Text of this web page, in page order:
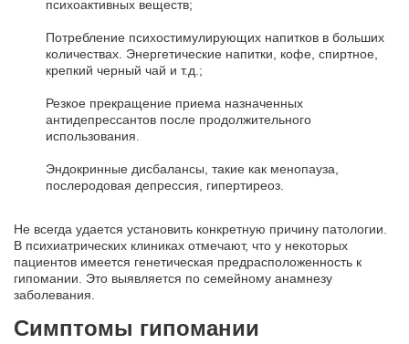
психоактивных веществ;
Потребление психостимулирующих напитков в больших
количествах. Энергетические напитки, кофе, спиртное,
крепкий черный чай и т.д.;
Резкое прекращение приема назначенных
антидепрессантов после продолжительного
использования.
Эндокринные дисбалансы, такие как менопауза,
послеродовая депрессия, гипертиреоз.
Не всегда удается установить конкретную причину патологии.
В психиатрических клиниках отмечают, что у некоторых
пациентов имеется генетическая предрасположенность к
гипомании. Это выявляется по семейному анамнезу
заболевания.
Симптомы гипомании